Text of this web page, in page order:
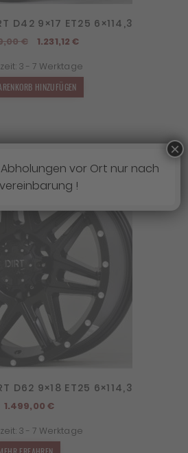
D42 9×17 ET25 6×114,3
€
Ursprünglicher
war:
1.399,00 €
1.231,12€Aktueller
ist:
3 - 7 Werktage
HINZUFÜGEN
D62 9×18 ET25 6×114,3
1.499,00€
3 - 7 Werktage
vor Ort nur nach
!
×